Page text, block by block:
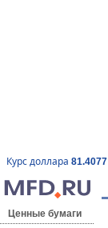
Курс доллара 81.4077
Ценные бумаги